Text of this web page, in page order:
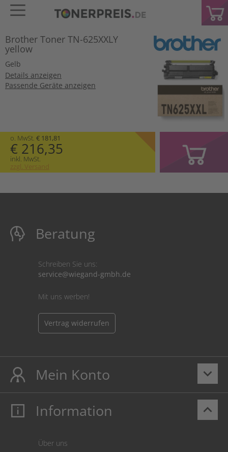
Brother Toner TN-625XXLY
yellow
Gelb
Details anzeigen
Passende Geräte anzeigen
o. MwSt. € 181,81
€ 216,35
inkl. MwSt.
zzgl. Versand
Beratung
Schreiben Sie uns:
service@wiegand-gmbh.de
Mit uns werben!
Vertrag widerrufen
keyboard_arrow_down
Mein Konto
Mein Konto
keyboard_arrow_up
Information
Über uns